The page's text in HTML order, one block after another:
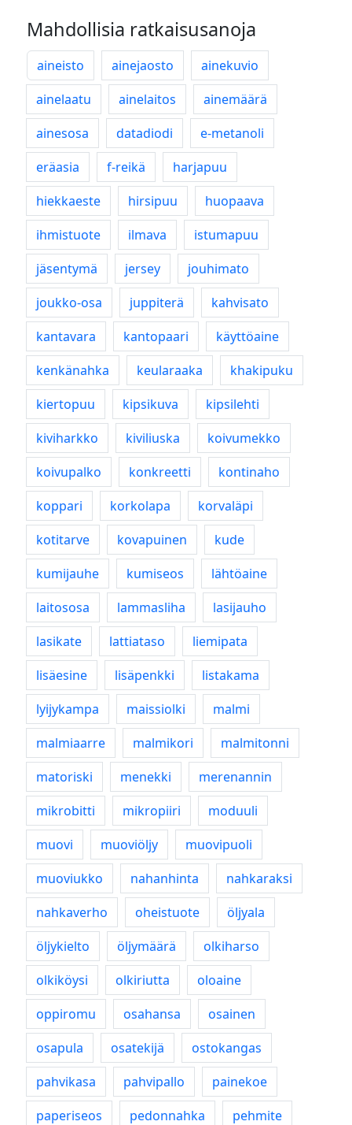
Mahdollisia ratkaisusanoja
aineisto ainejaosto
ainekuvio
ainelaatu
ainelaitos
ainemäärä
ainesosa
datadiodi
e-metanoli
eräasia
f-reikä
harjapuu
hiekkaeste
hirsipuu
huopaava
ihmistuote
ilmava
istumapuu
jäsentymä
jersey
jouhimato
joukko-osa
juppiterä
kahvisato
kantavara
kantopaari
käyttöaine
kenkänahka
keularaaka
khakipuku
kiertopuu
kipsikuva
kipsilehti
kiviharkko
kiviliuska
koivumekko
koivupalko
konkreetti
kontinaho
koppari
korkolapa
korvaläpi
kotitarve
kovapuinen
kude
kumijauhe
kumiseos
lähtöaine
laitososa
lammasliha
lasijauho
lasikate
lattiataso
liemipata
lisäesine
lisäpenkki
listakama
lyijykampa
maissiolki
malmi
malmiaarre
malmikori
malmitonni
matoriski
menekki
merenannin
mikrobitti
mikropiiri
moduuli
muovi
muoviöljy
muovipuoli
muoviukko
nahanhinta
nahkaraksi
nahkaverho
oheistuote
öljyala
öljykielto
öljymäärä
olkiharso
olkiköysi
olkiriutta
oloaine
oppiromu
osahansa
osainen
osapula
osatekijä
ostokangas
pahvikasa
pahvipallo
painekoe
paperiseos
pedonnahka
pehmite